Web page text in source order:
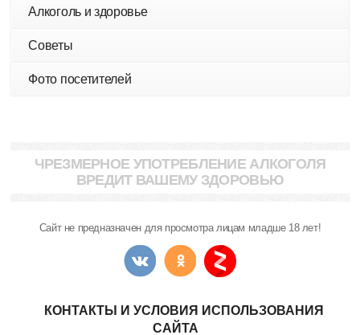
Алкоголь и здоровье
Советы
Фото посетителей
ЧРЕЗМЕРНОЕ УПОТРЕБЛЕНИЕ АЛКОГОЛЯ
ВРЕДИТ ВАШЕМУ ЗДОРОВЬЮ
Сайт не предназначен для просмотра лицам младше 18 лет!
КОНТАКТЫ И УСЛОВИЯ ИСПОЛЬЗОВАНИЯ
САЙТА